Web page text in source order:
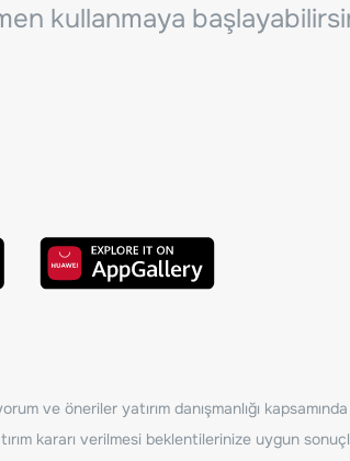
kullanmaya
ve öneriler yatırım danışmanlığı
kararı verilmesi beklentilerinize uygun